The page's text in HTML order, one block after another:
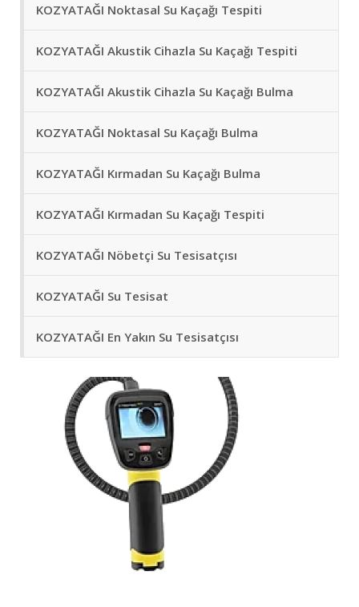
KOZYATAĞI Noktasal Su Kaçağı Tespiti
KOZYATAĞI Akustik Cihazla Su Kaçağı Tespiti
KOZYATAĞI Akustik Cihazla Su Kaçağı Bulma
KOZYATAĞI Noktasal Su Kaçağı Bulma
KOZYATAĞI Kırmadan Su Kaçağı Bulma
KOZYATAĞI Kırmadan Su Kaçağı Tespiti
KOZYATAĞI Nöbetçi Su Tesisatçısı
KOZYATAĞI Su Tesisat
KOZYATAĞI En Yakın Su Tesisatçısı